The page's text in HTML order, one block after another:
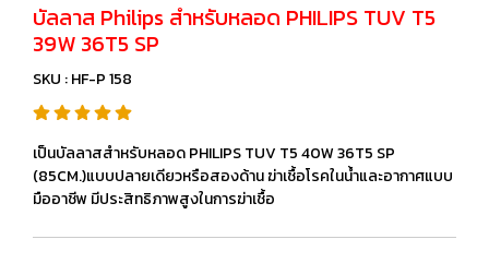
บัลลาส Philips สำหรับหลอด PHILIPS TUV T5
39W 36T5 SP
SKU : HF-P 158
เป็นบัลลาสสำหรับหลอด PHILIPS TUV T5 40W 36T5 SP
(85CM.)แบบปลายเดียวหรือสองด้าน ฆ่าเชื้อโรคในน้ำและอากาศแบบ
มืออาชีพ มีประสิทธิภาพสูงในการฆ่าเชื้อ